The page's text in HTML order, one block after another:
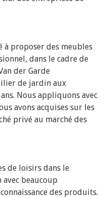
à proposer des meubles
dans le cadre de
der Garde
de jardin aux
Nous appliquons avec
avons acquises sur les
privé au marché des
de loisirs dans le
beaucoup
des produits.